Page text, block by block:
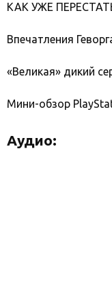
КАК УЖЕ
Впечатления
«Великая» дикий
Мини-обзор
Аудио: